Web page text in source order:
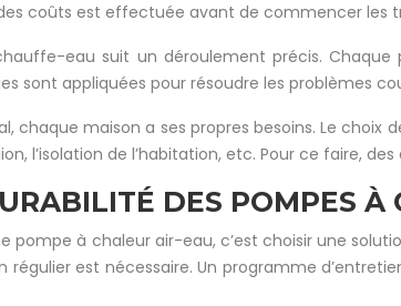
coûts est effectuée avant de commencer les
eau suit un déroulement précis.
sont appliquées pour résoudre les problèmes
chaque maison a ses propres besoins. Le
l’isolation de l’habitation, etc. Pour ce faire,
DES POMPES À
pompe à chaleur air-eau, c’est choisir une
est nécessaire. Un programme